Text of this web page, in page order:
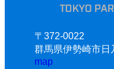
〒372-0022
群馬県伊勢崎市
map